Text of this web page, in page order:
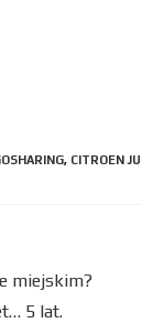
, CITROEN
miejskim?
5 lat.